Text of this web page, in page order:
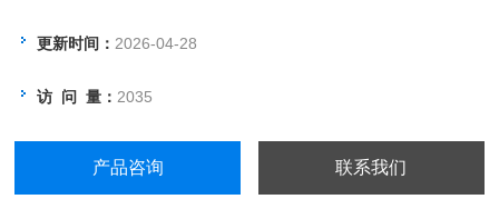
更新时间： 2026-04-28
访 问 量： 2035
产品咨询 联系我们